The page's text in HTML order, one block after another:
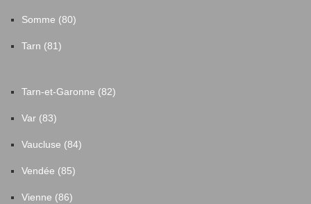
Somme (80)
Tarn (81)
Tarn-et-Garonne (82)
Var (83)
Vaucluse (84)
Vendée (85)
Vienne (86)